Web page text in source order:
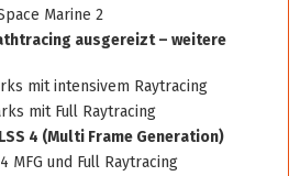
Marine 2
ausgereizt – weitere
mit intensivem Raytracing
mit Full Raytracing
4 (Multi Frame Generation)
MFG und Full Raytracing